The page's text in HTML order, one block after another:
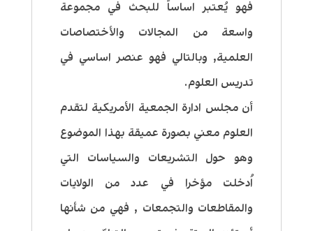
فهو يُعتبر اساساً للبحث في مجموعة
واسعة من المجالات والأختصاصات
العلمية, وبالتالي فهو عنصر اساسي في
تدريس العلوم.
أن مجلس ادارة الجمعية الأمريكية لتقدم
العلوم معني بصورة عميقة بهذا الموضوع
وهو حول التشريعات والسياسات التي
اُدخلت مؤخرا في عدد من الولايات
والمقاطعات والتجمعات , فهي من شأنها